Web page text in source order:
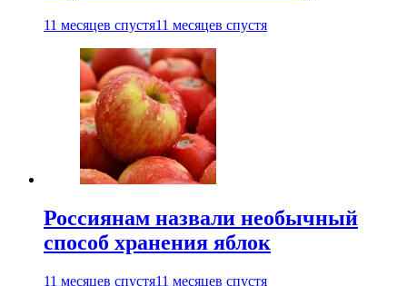
11 месяцев спустя11 месяцев спустя
Россиянам назвали необычный
способ хранения яблок
11 месяцев спустя11 месяцев спустя